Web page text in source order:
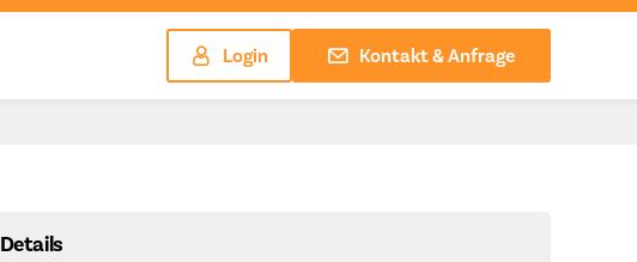
Login Kontakt & Anfrage
Details